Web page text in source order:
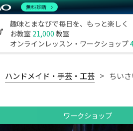
趣味とまなびで毎日を、もっと楽しく
お教室 21,000 教室
オンラインレッスン・ワークショップ
ハンドメイド・手芸・工芸 ちい
ワークショップ
無料診断